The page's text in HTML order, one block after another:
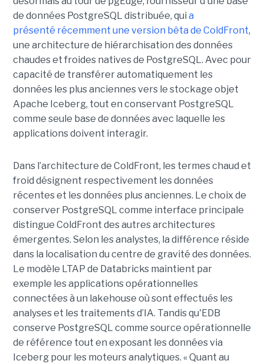
de données PostgreSQL distribuée, qui a
présenté récemment une version bêta de ColdFront,
une architecture de hiérarchisation des données
chaudes et froides natives de PostgreSQL. Avec pour
capacité de transférer automatiquement les
données les plus anciennes vers le stockage objet
Apache Iceberg, tout en conservant PostgreSQL
comme seule base de données avec laquelle les
applications doivent interagir.
Dans l’architecture de ColdFront, les termes chaud et
froid désignent respectivement les données
récentes et les données plus anciennes. Le choix de
conserver PostgreSQL comme interface principale
distingue ColdFront des autres architectures
émergentes. Selon les analystes, la différence réside
dans la localisation du centre de gravité des données.
Le modèle LTAP de Databricks maintient par
exemple les applications opérationnelles
connectées à un lakehouse où sont effectués les
analyses et les traitements d’IA. Tandis qu'EDB
conserve PostgreSQL comme source opérationnelle
de référence tout en exposant les données via
Iceberg pour les moteurs analytiques. « Quant au